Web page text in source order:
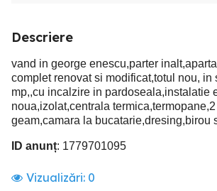
Descriere
vand in george enescu,parter
complet renovat si modificat,totul nou, in
mp,,cu incalzire in pardoseala,instalatie
noua,izolat,centrala
geam,camara la bucatarie,dresing,birou
ID anunț: 1779701095
Vizualizări: 0